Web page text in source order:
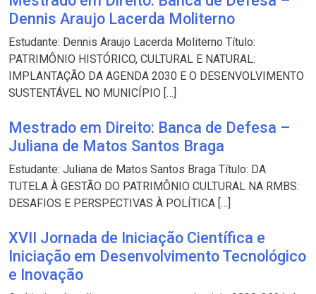
Dennis Araujo Lacerda Moliterno
Estudante: Dennis Araujo Lacerda Moliterno Título:
PATRIMÔNIO HISTÓRICO, CULTURAL E NATURAL:
IMPLANTAÇÃO DA AGENDA 2030 E O DESENVOLVIMENTO
SUSTENTÁVEL NO MUNICÍPIO […]
Mestrado em Direito: Banca de Defesa –
Juliana de Matos Santos Braga
Estudante: Juliana de Matos Santos Braga Título: DA
TUTELA À GESTÃO DO PATRIMÔNIO CULTURAL NA RMBS:
DESAFIOS E PERSPECTIVAS À POLÍTICA […]
XVII Jornada de Iniciação Científica e
Iniciação em Desenvolvimento Tecnológico
e Inovação